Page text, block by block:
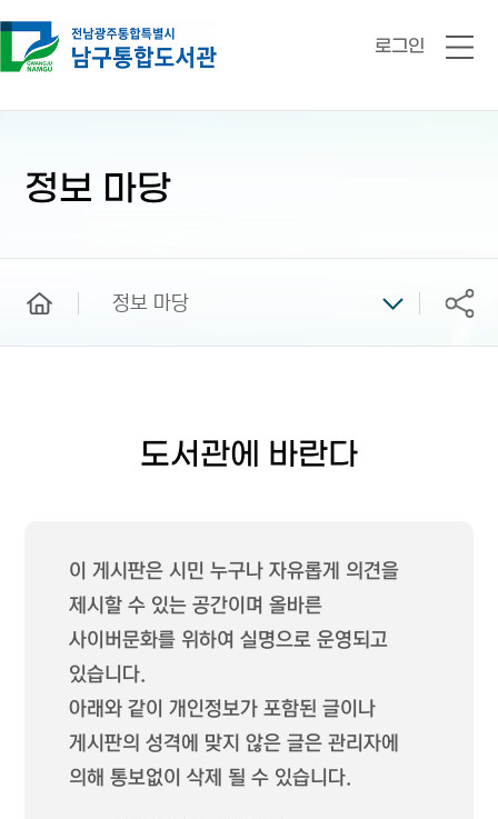
로그인
전
정보 마당
정보 마당 공유
도서관에 바란다
이 게시판은 시민 누구나 자유롭게 의견을
제시할 수 있는 공간이며 올바른
사이버문화를 위하여 실명으로 운영되고
있습니다.
아래와 같이 개인정보가 포함된 글이나
게시판의 성격에 맞지 않은 글은 관리자에
의해 통보없이 삭제 될 수 있습니다.